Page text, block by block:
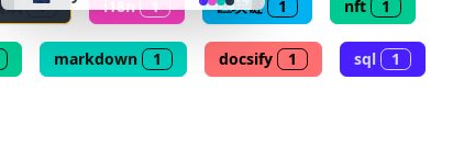
👴 retro
游戏 1 i18n 1 区块链 1 nft 1
markdown 1 docsify 1 sql 1